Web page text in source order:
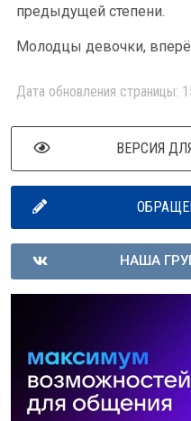
предыдущей степени.
Молодцы девочки,
Дата обновления страницы:
ВЕРСИЯ
НАША